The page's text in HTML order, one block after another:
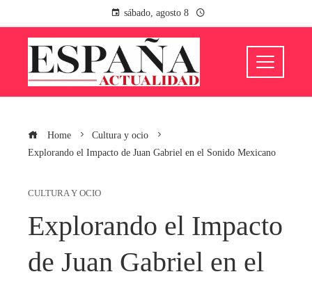
sábado, agosto 8
Home
Cultura y ocio
Explorando el Impacto de Juan Gabriel en el Sonido Mexicano
CULTURA Y OCIO
Explorando el Impacto
de Juan Gabriel en el